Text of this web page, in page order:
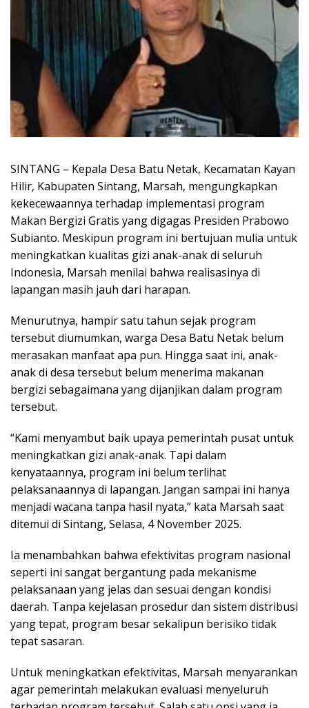
SINTANG – Kepala Desa Batu Netak, Kecamatan Kayan
Hilir, Kabupaten Sintang, Marsah, mengungkapkan
kekecewaannya terhadap implementasi program
Makan Bergizi Gratis yang digagas Presiden Prabowo
Subianto. Meskipun program ini bertujuan mulia untuk
meningkatkan kualitas gizi anak-anak di seluruh
Indonesia, Marsah menilai bahwa realisasinya di
lapangan masih jauh dari harapan.
Menurutnya, hampir satu tahun sejak program
tersebut diumumkan, warga Desa Batu Netak belum
merasakan manfaat apa pun. Hingga saat ini, anak-
anak di desa tersebut belum menerima makanan
bergizi sebagaimana yang dijanjikan dalam program
tersebut.
“Kami menyambut baik upaya pemerintah pusat untuk
meningkatkan gizi anak-anak. Tapi dalam
kenyataannya, program ini belum terlihat
pelaksanaannya di lapangan. Jangan sampai ini hanya
menjadi wacana tanpa hasil nyata,” kata Marsah saat
ditemui di Sintang, Selasa, 4 November 2025.
Ia menambahkan bahwa efektivitas program nasional
seperti ini sangat bergantung pada mekanisme
pelaksanaan yang jelas dan sesuai dengan kondisi
daerah. Tanpa kejelasan prosedur dan sistem distribusi
yang tepat, program besar sekalipun berisiko tidak
tepat sasaran.
Untuk meningkatkan efektivitas, Marsah menyarankan
agar pemerintah melakukan evaluasi menyeluruh